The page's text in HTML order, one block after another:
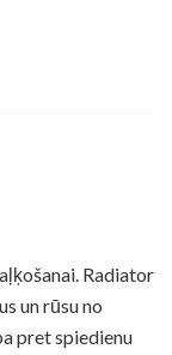
Radiator
unrūsuno
pretspiedienu